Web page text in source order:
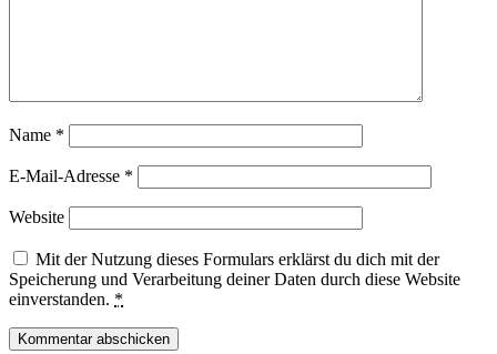
Name *
E-Mail-Adresse *
Website
Mit der Nutzung dieses Formulars erklärst du dich mit der
Speicherung und Verarbeitung deiner Daten durch diese Website
einverstanden. *